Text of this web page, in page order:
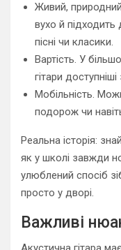
Живий,
вухо й підходить
пісні чи класики.
Вартість. У
гітари
Мобільність.
подорож чи
Реальна історія:
як у школі завжди
улюблений спосіб
просто у дворі.
Важливі